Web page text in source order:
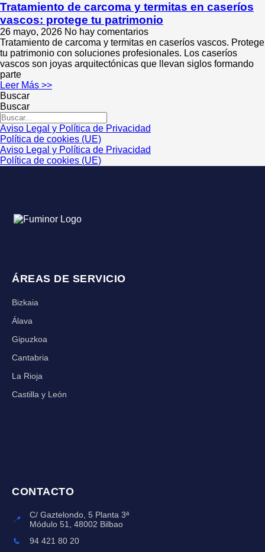
Tratamiento de carcoma y termitas en caseríos
vascos: protege tu patrimonio
26 mayo, 2026 No hay comentarios
Tratamiento de carcoma y termitas en caseríos vascos. Protege
tu patrimonio con soluciones profesionales. Los caseríos
vascos son joyas arquitectónicas que llevan siglos formando
parte
Leer Más >>
Buscar
Buscar
Aviso Legal y Política de Privacidad
Política de cookies (UE)
Aviso Legal y Política de Privacidad
Política de cookies (UE)
ÁREAS DE SERVICIO
Bizkaia
Álava
Gipuzkoa
Cantabria
La Rioja
Castilla y León
CONTACTO
📍
C/ Gaztelondo, 5 Planta 3ª
Módulo 51, 48002 Bilbao
📞
94 421 80 20